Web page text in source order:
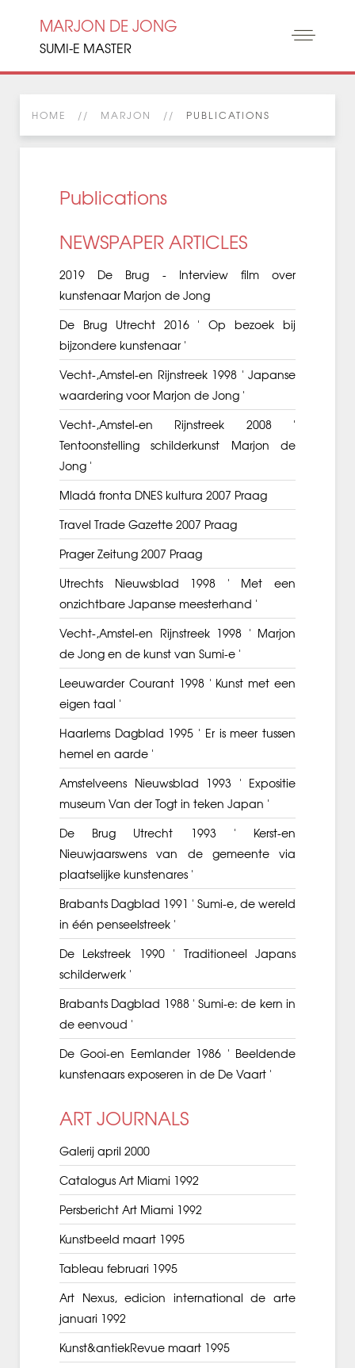
MARJON DE JONG
SUMI-E MASTER
HOME MARJON PUBLICATIONS
Publications
NEWSPAPER ARTICLES
2019 De Brug - Interview film over
kunstenaar Marjon de Jong
De Brug Utrecht 2016 ' Op bezoek bij
bijzondere kunstenaar '
Vecht-,Amstel-en Rijnstreek 1998 ' Japanse
waardering voor Marjon de Jong '
Vecht-,Amstel-en Rijnstreek 2008 '
Tentoonstelling schilderkunst Marjon de
Jong '
Mladá fronta DNES kultura 2007 Praag
Travel Trade Gazette 2007 Praag
Prager Zeitung 2007 Praag
Utrechts Nieuwsblad 1998 ' Met een
onzichtbare Japanse meesterhand '
Vecht-,Amstel-en Rijnstreek 1998 ' Marjon
de Jong en de kunst van Sumi-e '
Leeuwarder Courant 1998 ' Kunst met een
eigen taal '
Haarlems Dagblad 1995 ' Er is meer tussen
hemel en aarde '
Amstelveens Nieuwsblad 1993 ' Expositie
museum Van der Togt in teken Japan '
De Brug Utrecht 1993 ' Kerst-en
Nieuwjaarswens van de gemeente via
plaatselijke kunstenares '
Brabants Dagblad 1991 ' Sumi-e, de wereld
in één penseelstreek '
De Lekstreek 1990 ' Traditioneel Japans
schilderwerk '
Brabants Dagblad 1988 ' Sumi-e: de kern in
de eenvoud '
De Gooi-en Eemlander 1986 ' Beeldende
kunstenaars exposeren in de De Vaart '
ART JOURNALS
Galerij april 2000
Catalogus Art Miami 1992
Persbericht Art Miami 1992
Kunstbeeld maart 1995
Tableau februari 1995
Art Nexus, edicion international de arte
januari 1992
Kunst&antiekRevue maart 1995